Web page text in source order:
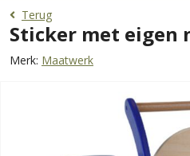
Terug
Sticker met eigen
Merk: Maatwerk